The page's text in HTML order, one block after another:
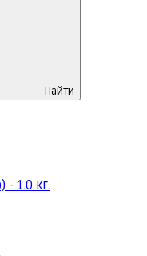
Найти
- 1.0 кг.